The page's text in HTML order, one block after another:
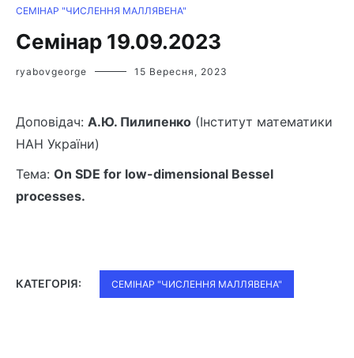
СЕМІНАР "ЧИСЛЕННЯ МАЛЛЯВЕНА"
Семінар 19.09.2023
ryabovgeorge 15 Вересня, 2023
Доповідач: А.Ю. Пилипенко (Інститут математики
НАН України)
Тема: On SDE for low-dimensional Bessel
processes.
КАТЕГОРІЯ: СЕМІНАР "ЧИСЛЕННЯ МАЛЛЯВЕНА"